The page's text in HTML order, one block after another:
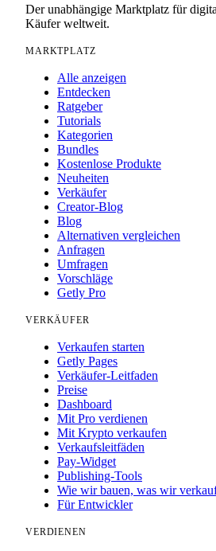
Der unabhängige Marktplatz für
Käufer weltweit.
MARKTPLATZ
Alle anzeigen
Entdecken
Ratgeber
Tutorials
Kategorien
Bundles
Kostenlose Produkte
Neuheiten
Verkäufer
Creator-Blog
Blog
Alternativen vergleichen
Anfragen
Umfragen
Vorschläge
Getly Pro
VERKÄUFER
Verkaufen starten
Getly Pages
Verkäufer-Leitfaden
Preise
Dashboard
Mit Pro verdienen
Mit Krypto verkaufen
Verkaufsleitfäden
Pay-Widget
Publishing-Tools
Wie wir bauen, was wir
Für Entwickler
VERDIENEN